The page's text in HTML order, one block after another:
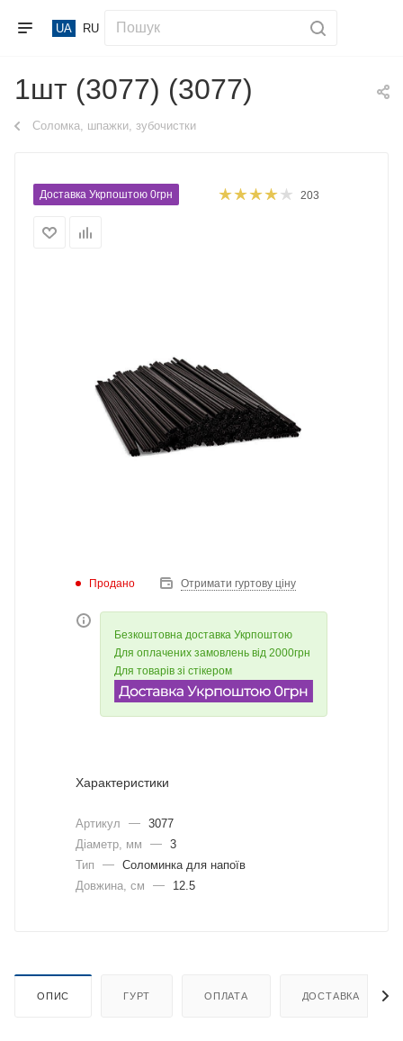
UA RU
1шт (3077) (3077)
Соломка, шпажки, зубочистки
Доставка Укрпоштою 0грн 203
Продано Отримати гуртову ціну
Безкоштовна доставка Укрпоштою
Для оплачених замовлень від 2000грн
Для товарів зі стікером
Характеристики
Артикул — 3077
Діаметр, мм
— 3
Тип
— Соломинка для напоїв
Довжина, cм
— 12.5
ОПИС ГУРТ ОПЛАТА ДОСТАВКА